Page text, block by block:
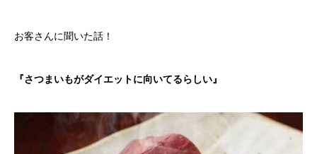
お客さんに聞いた話！
『さつまいもがダイエットに向いてるらしい』